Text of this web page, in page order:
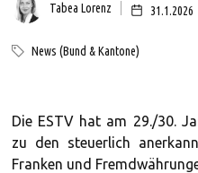
Tabea Lorenz 31.1.2026
News (Bund & Kantone)
Die ESTV hat am 29./30.
zu den steuerlich
Franken und